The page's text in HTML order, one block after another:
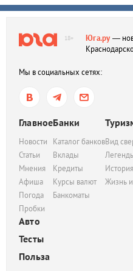
18+ Юга.ру—
Мы в социальных сетях:
Главное
Новости
Статьи
Мнения
Афиша
Погода
Пробки
Банки
Каталог банков
Вклады
Кредиты
Курсы валют
Банкоматы
Вид
Жизнь
Авто
Тесты
Польза